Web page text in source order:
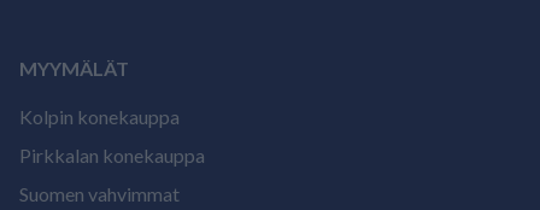
MYYMÄLÄT
Kolpin konekauppa
Pirkkalan konekauppa
Suomen vahvimmat